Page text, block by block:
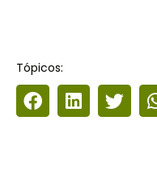
Tópicos: